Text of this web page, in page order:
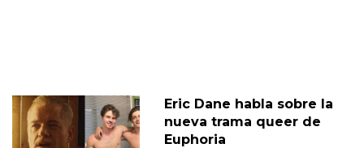
Eric Dane habla sobre la
nueva trama queer de
Euphoria